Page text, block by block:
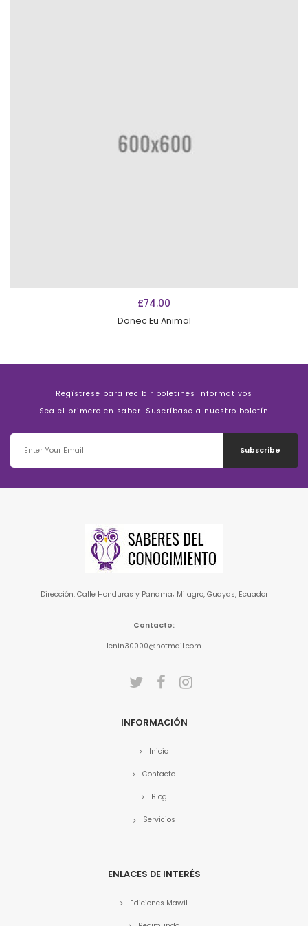
£74.00
Donec Eu Animal
Regístrese para recibir boletines informativos
Sea el primero en saber. Suscríbase a nuestro boletín
Subscribe
Dirección: Calle Honduras y Panama; Milagro, Guayas, Ecuador
Contacto:
lenin30000@hotmail.com
INFORMACIÓN
Inicio
Contacto
Blog
Servicios
ENLACES DE INTERÉS
Ediciones Mawil